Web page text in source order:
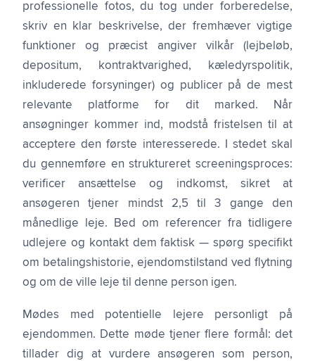
professionelle fotos, du tog under forberedelse,
skriv en klar beskrivelse, der fremhæver vigtige
funktioner og præcist angiver vilkår (lejbeløb,
depositum, kontraktvarighed, kæledyrspolitik,
inkluderede forsyninger) og publicer på de mest
relevante platforme for dit marked. Når
ansøgninger kommer ind, modstå fristelsen til at
acceptere den første interesserede. I stedet skal
du gennemføre en struktureret screeningsproces:
verificer ansættelse og indkomst, sikret at
ansøgeren tjener mindst 2,5 til 3 gange den
månedlige leje. Bed om referencer fra tidligere
udlejere og kontakt dem faktisk — spørg specifikt
om betalingshistorie, ejendomstilstand ved flytning
og om de ville leje til denne person igen.
Mødes med potentielle lejere personligt på
ejendommen. Dette møde tjener flere formål: det
tillader dig at vurdere ansøgeren som person,